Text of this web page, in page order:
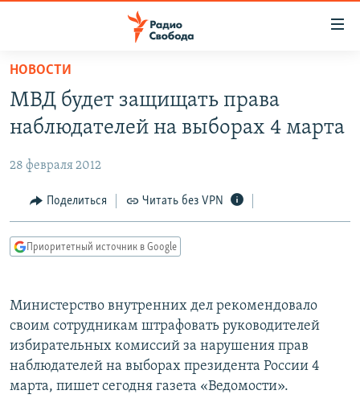
упрощенного
доступа
Вернуться
основному
Вернутся
главной
навигации
поиску
ПРОГРАММЫ
ПОДКАСТЫ
ЦИТАТЫ СВОБОДЫ
МНЕНИЯ
IDEL.РЕАЛИИ
СЕВЕР.РЕАЛИИ
СИБИРЬ.РЕАЛИИ
РАСПИСАНИЕ ВЕЩАНИЯ
НОВОСТИ
МВД будет защищать права
наблюдателей на выборах 4 марта
28 февраля 2012
Поделиться Читать без VPN
Приоритетный источник в Google
Министерство внутренних дел рекомендовало
своим сотрудникам штрафовать руководителей
избирательных комиссий за нарушения прав
наблюдателей на выборах президента России 4
марта, пишет сегодня газета «Ведомости».